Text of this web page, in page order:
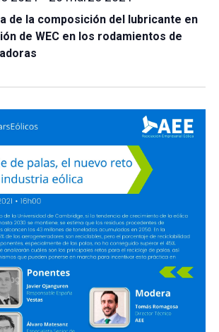
de la composición del lubricante en
de WEC en los rodamientos de